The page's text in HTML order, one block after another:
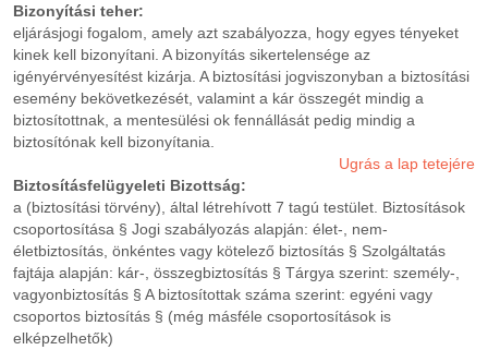
Bizonyítási teher:
eljárásjogi fogalom, amely azt szabályozza, hogy egyes tényeket
kinek kell bizonyítani. A bizonyítás sikertelensége az
igényérvényesítést kizárja. A biztosítási jogviszonyban a biztosítási
esemény bekövetkezését, valamint a kár összegét mindig a
biztosítottnak, a mentesülési ok fennállását pedig mindig a
biztosítónak kell bizonyítania.
Ugrás a lap tetejére
Biztosításfelügyeleti Bizottság:
a (biztosítási törvény), által létrehívott 7 tagú testület. Biztosítások
csoportosítása § Jogi szabályozás alapján: élet-, nem-
életbiztosítás, önkéntes vagy kötelező biztosítás § Szolgáltatás
fajtája alapján: kár-, összegbiztosítás § Tárgya szerint: személy-,
vagyonbiztosítás § A biztosítottak száma szerint: egyéni vagy
csoportos biztosítás § (még másféle csoportosítások is
elképzelhetők)